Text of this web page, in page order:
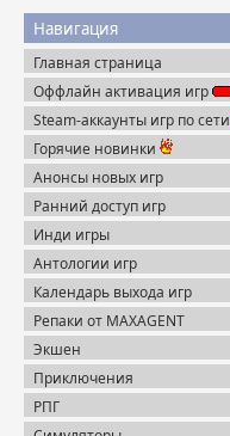
Навигация
Главная страница
Оффлайн активация игр
Steam-аккаунты игр по сети
Горячие новинки
Анонсы новых игр
Ранний доступ игр
Инди игры
Антологии игр
Календарь выхода игр
Репаки от MAXAGENT
Экшен
Приключения
РПГ